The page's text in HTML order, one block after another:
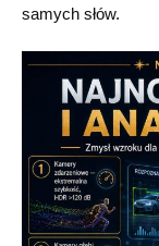
samych słów.